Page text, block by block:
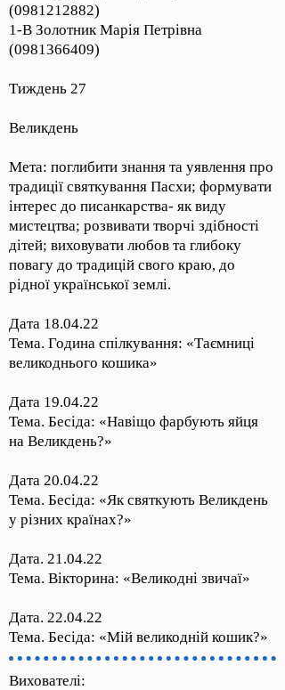
(0981212882)
1-В Золотник Марія Петрівна
(0981366409)
Тиждень 27
Великдень
Мета: поглибити знання та уявлення про
традиції святкування Пасхи; формувати
інтерес до писанкарства- як виду
мистецтва; розвивати творчі здібності
дітей; виховувати любов та глибоку
повагу до традицій свого краю, до
рідної української землі.
Дата 18.04.22
Тема. Година спілкування: «Таємниці
великоднього кошика»
Дата 19.04.22
Тема. Бесіда: «Навіщо фарбують яйця
на Великдень?»
Дата 20.04.22
Тема. Бесіда: «Як святкують Великдень
у різних країнах?»
Дата. 21.04.22
Тема. Вікторина: «Великодні звичаї»
Дата. 22.04.22
Тема. Бесіда: «Мій великодній кошик?»
Вихователі: